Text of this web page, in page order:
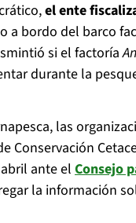
el ente
a bordo del barco
si el factoría
durante la
las
Conservación
ante el Consejo
la información